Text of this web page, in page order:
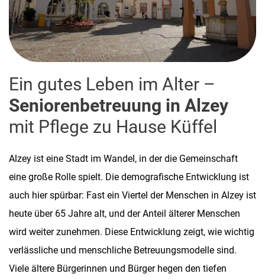
Ein gutes Leben im Alter –
Seniorenbetreuung in Alzey
mit Pflege zu Hause Küffel
Alzey ist eine Stadt im Wandel, in der die Gemeinschaft
eine große Rolle spielt. Die demografische Entwicklung ist
auch hier spürbar: Fast ein Viertel der Menschen in Alzey ist
heute über 65 Jahre alt, und der Anteil älterer Menschen
wird weiter zunehmen. Diese Entwicklung zeigt, wie wichtig
verlässliche und menschliche Betreuungsmodelle sind.
Viele ältere Bürgerinnen und Bürger hegen den tiefen